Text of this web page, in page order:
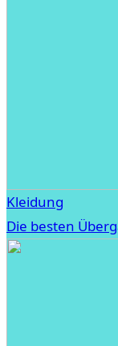
Kleidung
Die besten